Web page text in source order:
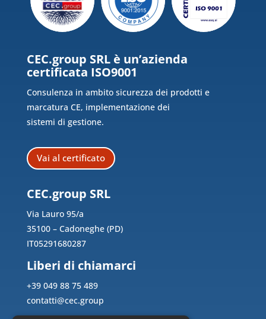
CEC.group SRL è un’azienda
certificata ISO9001
Consulenza in ambito sicurezza dei prodotti e
marcatura CE, implementazione dei
sistemi di gestione.
Vai al certificato
CEC.group SRL
Via Lauro 95/a
35100 – Cadoneghe (PD)
IT05291680287
Liberi di chiamarci
+39 049 88 75 489
contatti@cec.group